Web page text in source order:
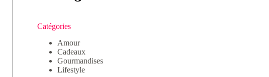
Catégories
Amour
Cadeaux
Gourmandises
Lifestyle